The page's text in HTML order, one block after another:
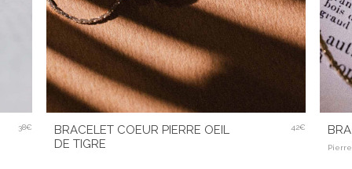
38€
BRACELET COEUR PIERRE OEIL
DE TIGRE
42€